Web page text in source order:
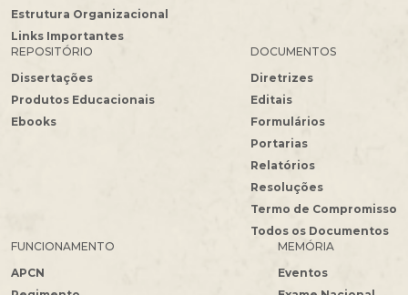
Estrutura Organizacional
Links Importantes
REPOSITÓRIO
Dissertações
Produtos Educacionais
Ebooks
DOCUMENTOS
Diretrizes
Editais
Formulários
Portarias
Relatórios
Resoluções
Termo de Compromisso
Todos os Documentos
FUNCIONAMENTO
APCN
MEMÓRIA
Eventos